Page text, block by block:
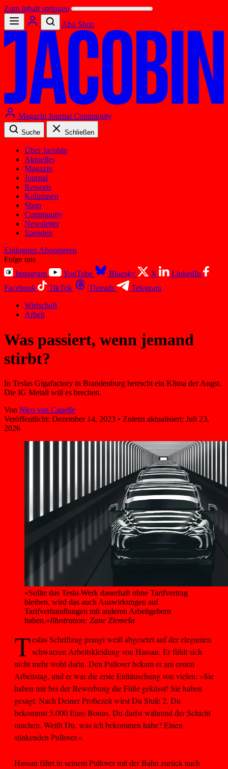
Zum Inhalt springen
Abo Shop
Magazin Journal Community
Suche Schließen
Über Jacobin
Aktuelles
Magazin
Journal
Ressorts
Kolumnen
Shop
Community
Newsletter
Spenden
Einloggen Abonnieren
Folge uns
Instagram
YouTube Bluesky X
LinkedIn
Facebook
TikTok Threads
Telegram
Wirtschaft
Arbeit
Was passiert, wenn jemand
stirbt?
In Teslas Gigafactory in Brandenburg herrscht ein Klima der Angst.
Die IG Metall will es brechen.
Von Nico van Capelle
Veröffentlicht: Dezember 14, 2023 • Zuletzt aktualisiert: Juli 23,
2026
»Sollte das Tesla-Werk dauerhaft ohne Tarifvertrag
bleiben, wird das auch Auswirkungen auf
Tarifverhandlungen mit anderen Arbeitgebern
haben.«Illustration: Zane Zlemeša
Teslas Schriftzug prangt weiß abgesetzt auf der eleganten
schwarzen Arbeitskleidung von Hassan. Er fühlt sich
nicht mehr wohl darin. Den Pullover bekam er am ersten
Arbeitstag, und er war die erste Enttäuschung von vielen: »Sie
haben mir bei der Bewerbung die Füße geküsst! Sie haben
gesagt: Nach Deiner Probezeit wirst Du Stufe 2, Du
bekommst 5.000 Euro Bonus, Du darfst während der Schicht
rauchen. Weißt Du, was ich bekommen habe? Einen
stinkenden Pullover.«
Hassan fährt in seinem Pullover mit der Bahn zurück nach